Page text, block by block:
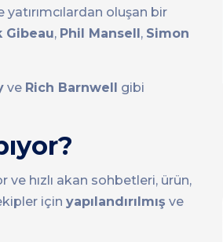
oluşan bir
Gibeau, Phil Mansell, Simon
ve Rich Barnwell gibi
hızlı akan sohbetleri, ürün,
için yapılandırılmış ve